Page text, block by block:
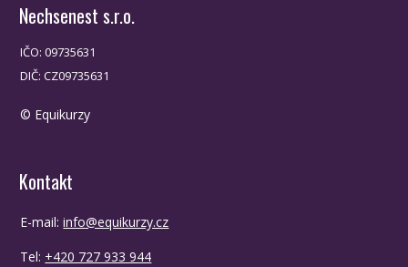
Nechsenest s.r.o.
IČO: 09735631
DIČ: CZ09735631
© Equikurzy
Kontakt
E-mail:info@equikurzy.cz
Tel: +420 727 933 944